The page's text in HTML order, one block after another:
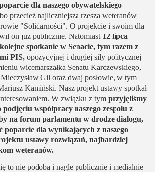
dla naszego obywatelskiego
przecież najliczniejsza rzesza weteranów
"Solidarności". O projekcie i swoim dla
on już publicznie. Natomiast 12 lipca
spotkanie w Senacie, tym razem z
PIS, opozycyjnej i drugiej siły politycznej
wicemarszałka Senatu Karczewskiego,
Mieczysław Gil oraz dwaj posłowie, w tym
Kamiński. Nasz projekt ustawy spotkał
W związku z tym przyjęliśmy
współpracy naszego zespołu z
na forum parlamentu w drodze dialogu,
poparcie dla wynikających z naszego
ustawy rozwiązań, najbardziej
weteranów.
to nie podoba i nagle publicznie i medialnie